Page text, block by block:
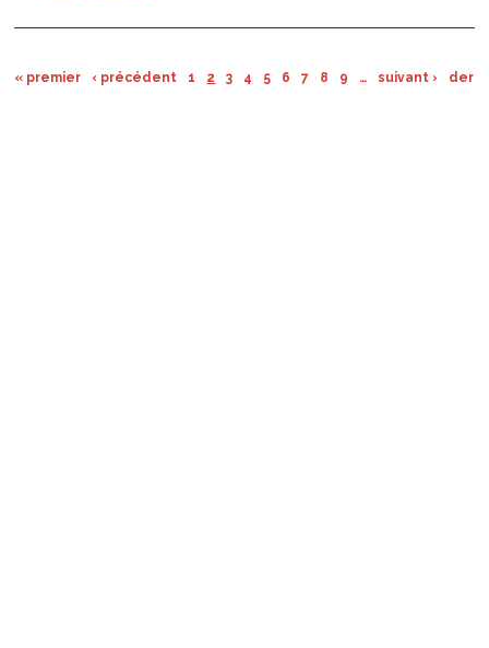
« premier ‹ précédent 1 2 3 4 5 6 7 8 9 … suivant ›